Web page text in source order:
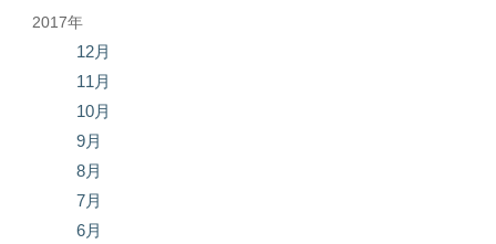
2017年
12月
11月
10月
9月
8月
7月
6月